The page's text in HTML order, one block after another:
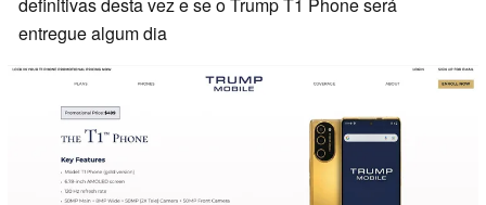
entregue algum dia